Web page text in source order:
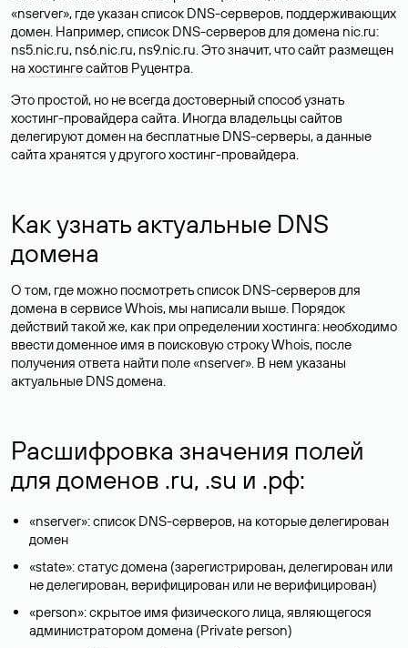
«nserver», где указан список DNS-серверов, поддерживающих
домен. Например, список DNS-серверов для домена nic.ru:
ns5.nic.ru, ns6.nic.ru, ns9.nic.ru. Это значит, что сайт размещен
на хостинге сайтов Руцентра.
Это простой, но не всегда достоверный способ узнать
хостинг-провайдера сайта. Иногда владельцы сайтов
делегируют домен на бесплатные DNS-серверы, а данные
сайта хранятся у другого хостинг-провайдера.
Как узнать актуальные DNS
домена
О том, где можно посмотреть список DNS-серверов для
домена в сервисе Whois, мы написали выше. Порядок
действий такой же, как при определении хостинга: необходимо
ввести доменное имя в поисковую строку Whois, после
получения ответа найти поле «nserver». В нем указаны
актуальные DNS домена.
Расшифровка значения полей
для доменов .ru, .su и .рф:
«nserver»: список DNS-серверов, на которые делегирован
домен
«state»: статус домена (зарегистрирован, делегирован или
не делегирован, верифицирован или не верифицирован)
«person»: скрытое имя физического лица, являющегося
администратором домена (Privatе person)